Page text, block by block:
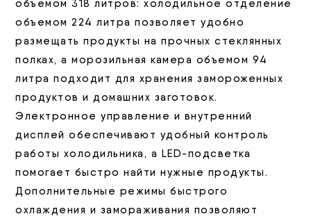
объемом 318 литров: холодильное отделение
объемом 224 литра позволяет удобно
размещать продукты на прочных стеклянных
полках, а морозильная камера объемом 94
литра подходит для хранения замороженных
продуктов и домашних заготовок.
Электронное управление и внутренний
дисплей обеспечивают удобный контроль
работы холодильника, а LED-подсветка
помогает быстро найти нужные продукты.
Дополнительные режимы быстрого
охлаждения и замораживания позволяют